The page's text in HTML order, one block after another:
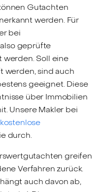
Gutachten
werden. Für
bei
geprüfte
Soll eine
werden, sind auch
geeignet. Diese
über Immobilien
Unsere Makler bei
kostenlose
durch.
greifen
Verfahren zurück.
auch davon ab,